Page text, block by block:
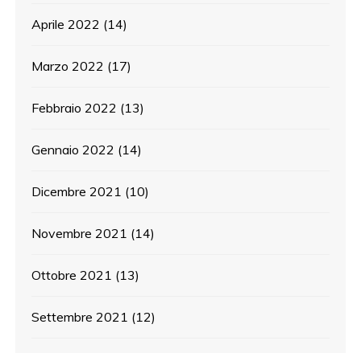
Aprile 2022 (14)
Marzo 2022 (17)
Febbraio 2022 (13)
Gennaio 2022 (14)
Dicembre 2021 (10)
Novembre 2021 (14)
Ottobre 2021 (13)
Settembre 2021 (12)